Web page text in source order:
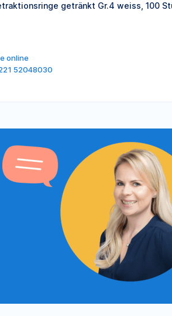
getränkt Gr.4 weiss, 100
online
52048030